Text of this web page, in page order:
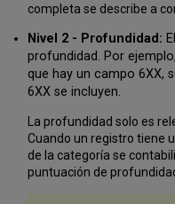
completa se describe a
Nivel 2 - Profundidad:
profundidad. Por
que hay un campo 6XX,
6XX se incluyen.
La profundidad solo es
Cuando un registro tiene
de la categoría se
puntuación de